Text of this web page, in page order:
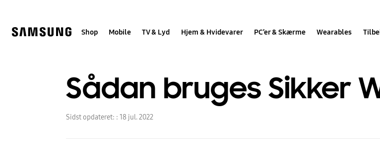
Shop Mobile TV & Lyd Hjem & Hvidevarer PC’er & Skærme Wearables
Sådan bruges Sikker
Sidst opdateret: : 18 jul. 2022